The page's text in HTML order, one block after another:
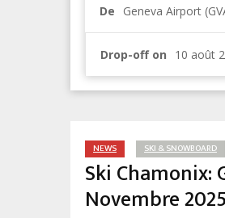
De Geneva Airport
Drop-off on
NEWS SKI & SNOWBOARD
Ski
Novembre 2025